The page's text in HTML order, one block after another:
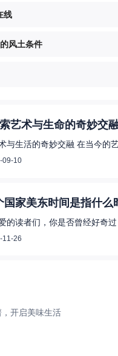
线
风土条件
艺术与生命的奇妙交
与生活的奇妙交融 在当今的
09-10
国家美东时间是指什么
的读者们，你是否曾经好奇
11-26
开启美味生活